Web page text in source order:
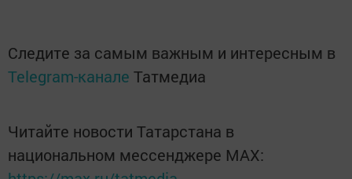
Следите за самым важным и интересным в
Telegram-канале Татмедиа
Читайте новости Татарстана в
национальном мессенджере MАХ: